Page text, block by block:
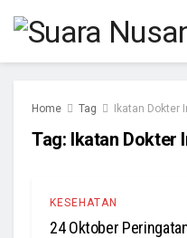
Home Tag Ikatan Dokter
Tag: Ikatan Dokter
KESEHATAN
24 Oktober